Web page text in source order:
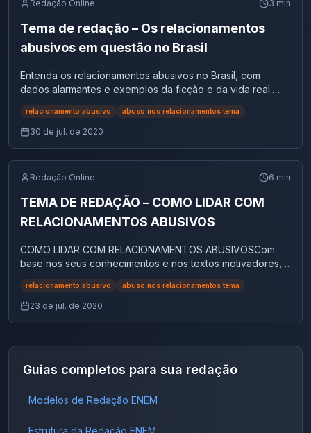
Redação Online 3 min
Tema de redação – Os relacionamentos
abusivos em questão no Brasil
Entenda os relacionamentos abusivos no Brasil, com
dados alarmantes e exemplos da ficção e da vida real.
Descubra como identificar sinais de manipulação e
isolamento, e saiba como a família pode ajuda
relacionamento abusivo abuso nos relacionamentos tema
30 de jul. de 2020
Redação Online 6 min
TEMA DE REDAÇÃO – COMO LIDAR COM
RELACIONAMENTOS ABUSIVOS
COMO LIDAR COM RELACIONAMENTOS ABUSIVOSCom
base nos seus conhecimentos e nos textos motivadores,
elabore uma redação sobre o seguinte tema:
RELACIONAMENTO ABUSIVO.Texto 1Psicóloga explica
relacionamentos abusivos: o que é e como lidar com essa
relacionamento abusivo abuso nos relacionamentos tema
23 de jul. de 2020
Guias completos para sua redação
Modelos de Redação ENEM
Estrutura da Redação ENEM